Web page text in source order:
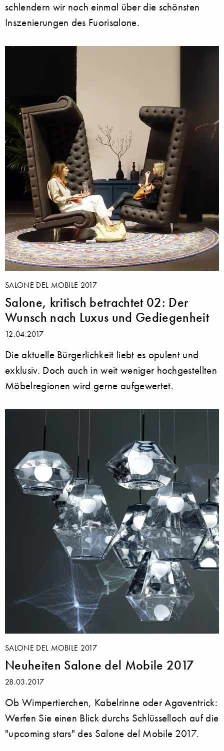
schlendern wir noch einmal über die schönsten
Inszenierungen des Fuorisalone.
SALONE DEL MOBILE 2017
Salone, kritisch betrachtet 02: Der
Wunsch nach Luxus und Gediegenheit
12.04.2017
Die aktuelle Bürgerlichkeit liebt es opulent und
exklusiv. Doch auch in weit weniger hochgestellten
Möbelregionen wird gerne aufgewertet.
SALONE DEL MOBILE 2017
Neuheiten Salone del Mobile 2017
28.03.2017
Ob Wimpertierchen, Kabelrinne oder Agaventrick:
Werfen Sie einen Blick durchs Schlüsselloch auf die
"upcoming stars" des Salone del Mobile 2017.